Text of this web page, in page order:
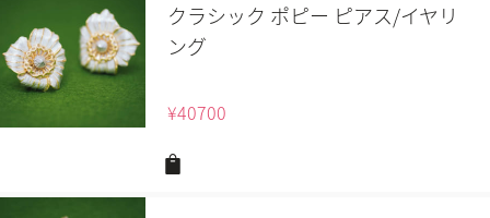
クラシック ポピー ピアス/イヤリ
ング
¥40700